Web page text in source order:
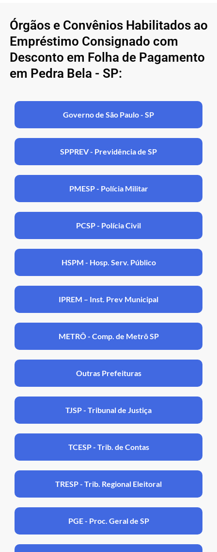
Órgãos e Convênios Habilitados ao
Empréstimo Consignado com
Desconto em Folha de Pagamento
em Pedra Bela - SP:
Governo de São Paulo - SP
SPPREV - Previdência de SP
PMESP - Polícia Militar
PCSP - Polícia Civil
HSPM - Hosp. Serv. Público
IPREM – Inst. Prev Municipal
METRÔ - Comp. de Metrô SP
Outras Prefeituras
TJSP - Tribunal de Justiça
TCESP - Trib. de Contas
TRESP - Trib. Regional Eleitoral
PGE - Proc. Geral de SP